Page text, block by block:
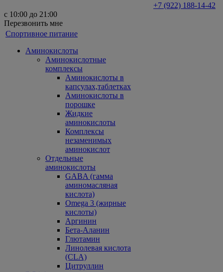
+7 (922) 188-14-42
с 10:00 до 21:00
Перезвонить мне
Спортивное питание
Аминокислоты
Аминокислотные
комплексы
Аминокислоты в
капсулах,таблетках
Аминокислоты в
порошке
Жидкие
аминокислоты
Комплексы
незаменимых
аминокислот
Отдельные
аминокислоты
GABA (гамма
аминомасляная
кислота)
Omega 3 (жирные
кислоты)
Аргинин
Бета-Аланин
Глютамин
Линолевая кислота
(CLA)
Цитруллин